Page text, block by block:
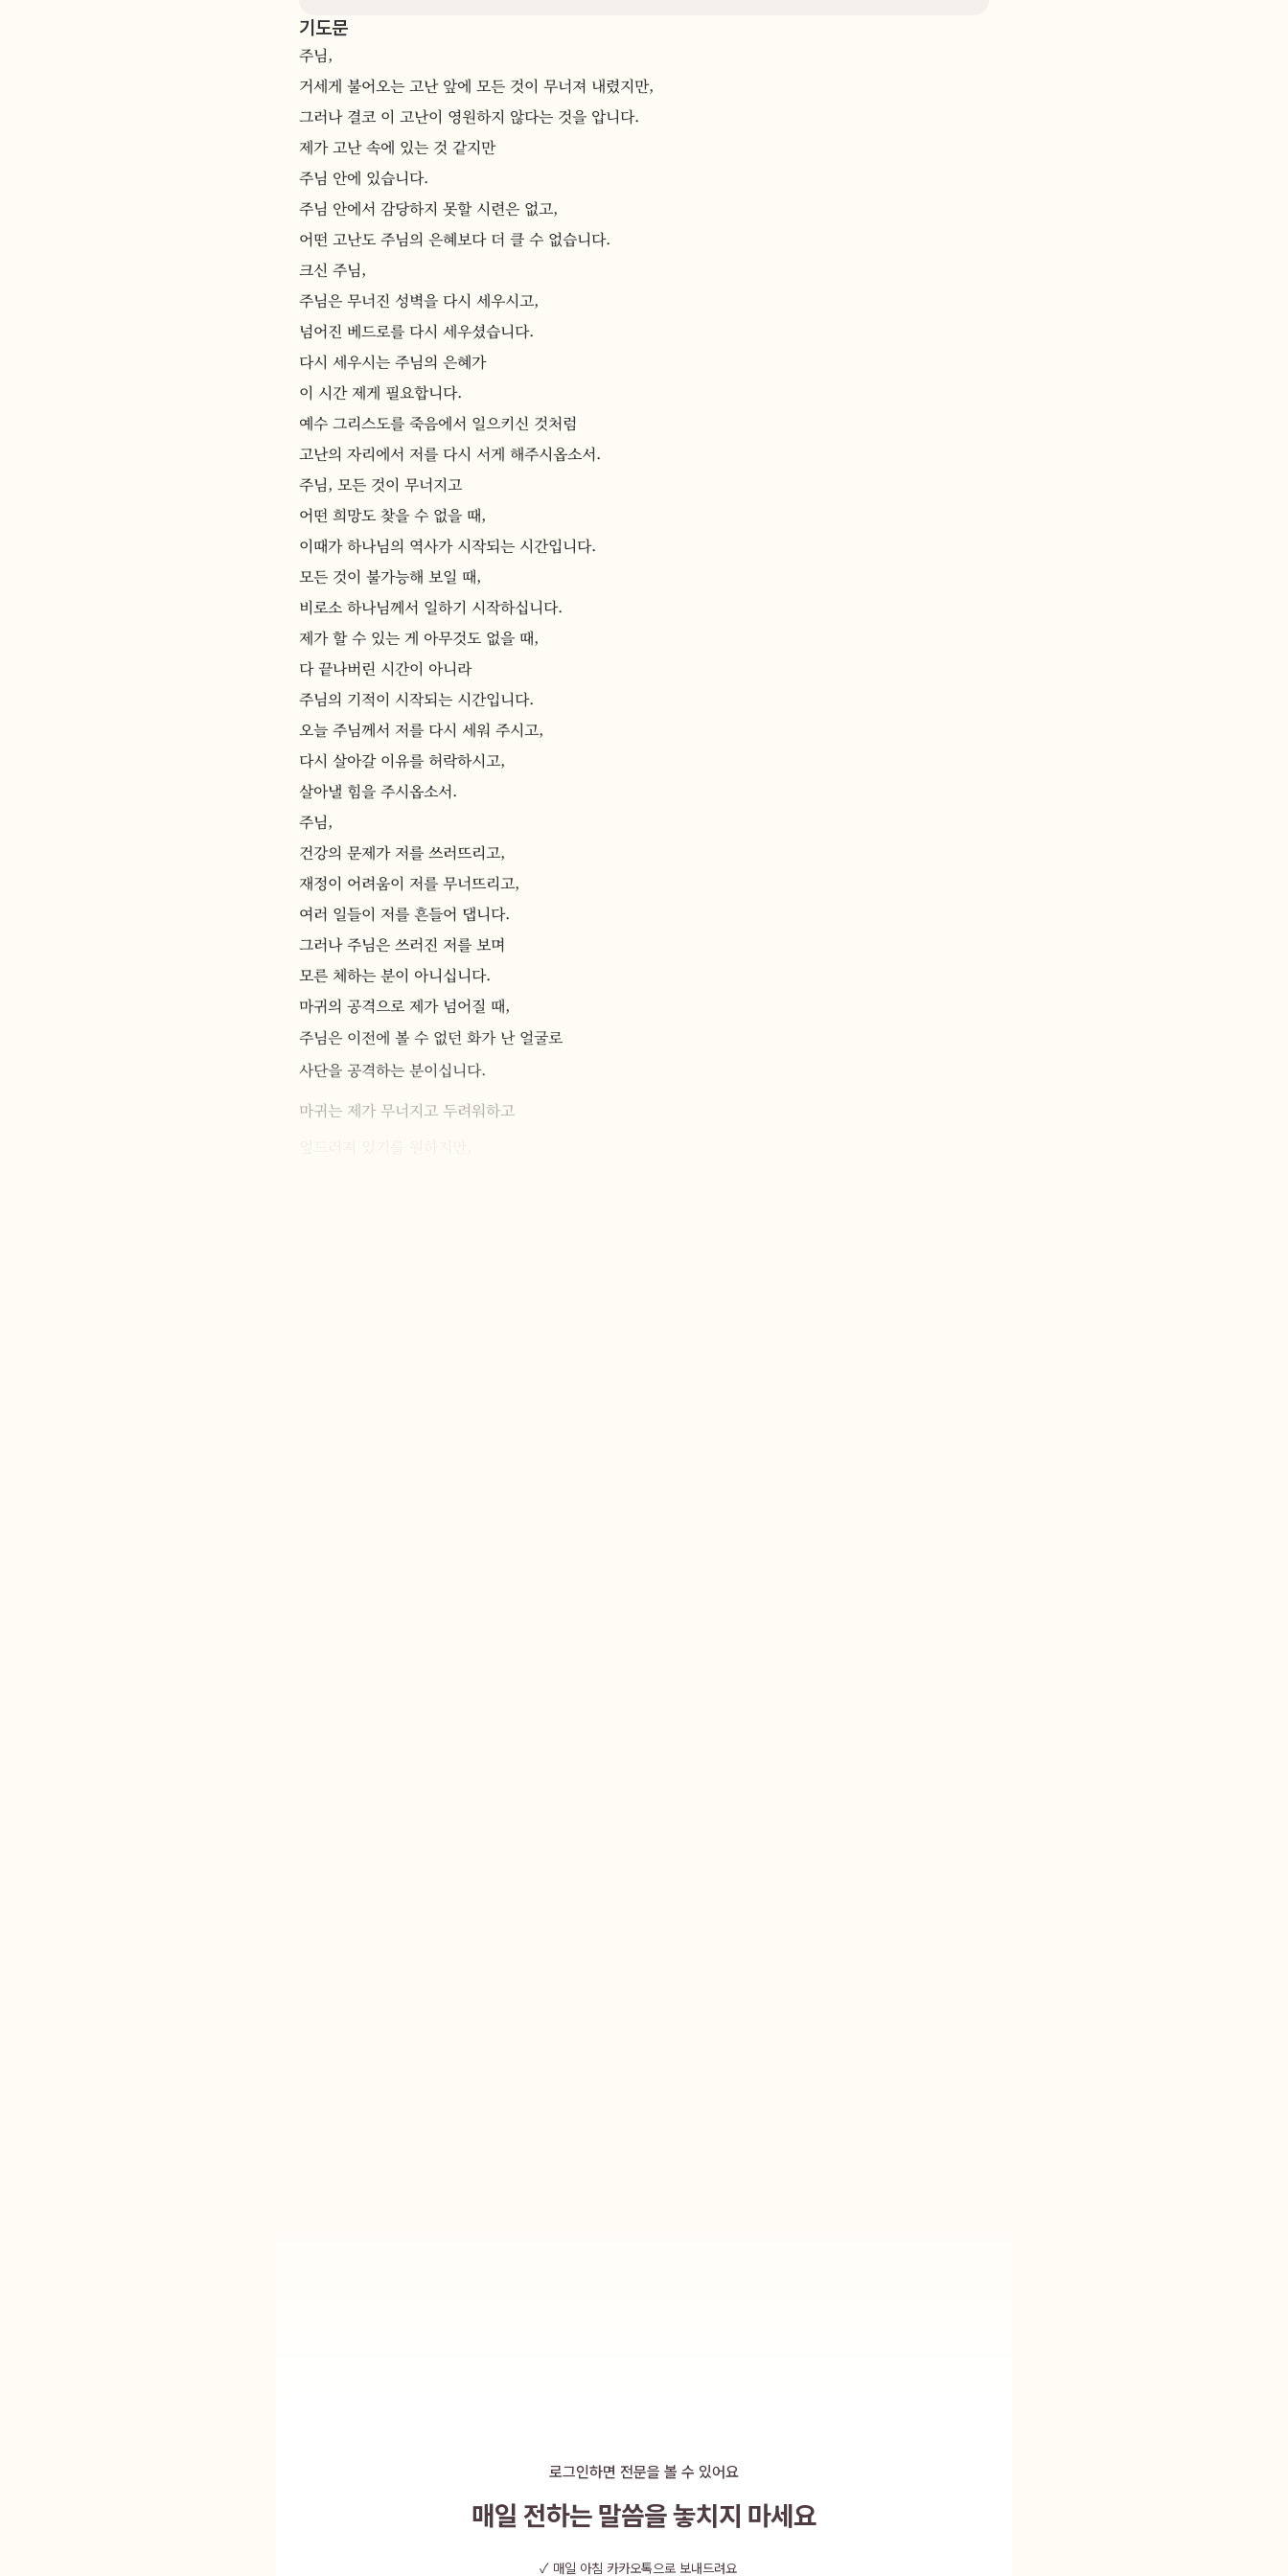
기도문
주님,
거세게 불어오는 고난 앞에 모든 것이 무너져 내렸지만,
그러나 결코 이 고난이 영원하지 않다는 것을 압니다.
제가 고난 속에 있는 것 같지만
주님 안에 있습니다.
주님 안에서 감당하지 못할 시련은 없고,
어떤 고난도 주님의 은혜보다 더 클 수 없습니다.
크신 주님,
주님은 무너진 성벽을 다시 세우시고,
넘어진 베드로를 다시 세우셨습니다.
다시 세우시는 주님의 은혜가
이 시간 제게 필요합니다.
예수 그리스도를 죽음에서 일으키신 것처럼
고난의 자리에서 저를 다시 서게 해주시옵소서.
주님, 모든 것이 무너지고
어떤 희망도 찾을 수 없을 때,
이때가 하나님의 역사가 시작되는 시간입니다.
모든 것이 불가능해 보일 때,
비로소 하나님께서 일하기 시작하십니다.
제가 할 수 있는 게 아무것도 없을 때,
다 끝나버린 시간이 아니라
주님의 기적이 시작되는 시간입니다.
오늘 주님께서 저를 다시 세워 주시고,
다시 살아갈 이유를 허락하시고,
살아낼 힘을 주시옵소서.
주님,
건강의 문제가 저를 쓰러뜨리고,
재정이 어려움이 저를 무너뜨리고,
여러 일들이 저를 흔들어 댑니다.
그러나 주님은 쓰러진 저를 보며
모른 체하는 분이 아니십니다.
마귀의 공격으로 제가 넘어질 때,
주님은 이전에 볼 수 없던 화가 난 얼굴로
사단을 공격하는 분이십니다.
마귀는 제가 무너지고 두려워하고
로그인하면 전문을 볼 수 있어요
매일 전하는 말씀을놓치지 마세요
✓ 매일 아침 카카오톡으로 보내드려요